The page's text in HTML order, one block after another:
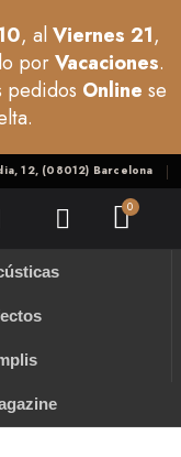
, alViernes 21,
porVacaciones.
pedidos Online se
12, (08012) Barcelona